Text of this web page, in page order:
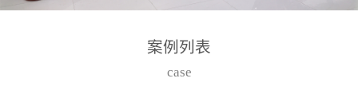
高技能的团队。汇聚了众
案例列表
case